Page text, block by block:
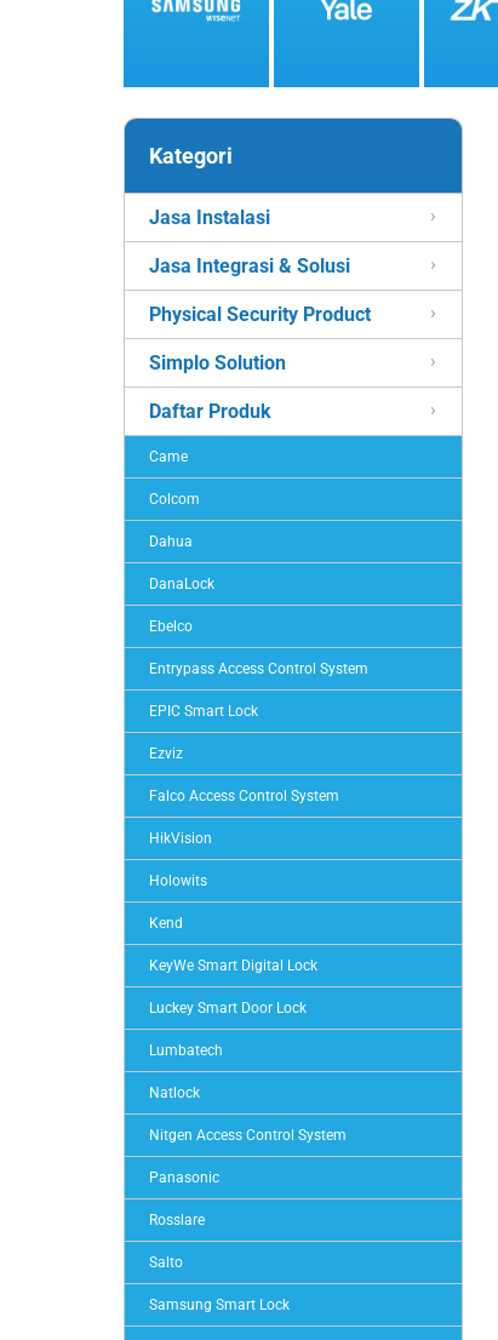
Kategori
Jasa Instalasi
Jasa Integrasi & Solusi
Physical Security Product
Simplo Solution
Daftar Produk
Came
Colcom
Dahua
DanaLock
Ebelco
Entrypass Access Control System
EPIC Smart Lock
Ezviz
Falco Access Control System
HikVision
Holowits
Kend
KeyWe Smart Digital Lock
Luckey Smart Door Lock
Lumbatech
Natlock
Nitgen Access Control System
Panasonic
Rosslare
Salto
Samsung Smart Lock